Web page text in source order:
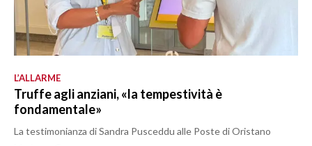
L’ALLARME
Truffe agli anziani, «la tempestività è
fondamentale»
La testimonianza di Sandra Pusceddu alle Poste di Oristano